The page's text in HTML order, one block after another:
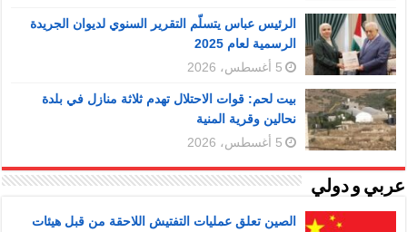
الرئيس عباس يتسلّم التقرير السنوي لديوان الجريدة
الرسمية لعام 2025
5 أغسطس، 2026
بيت لحم: قوات الاحتلال تهدم ثلاثة منازل في بلدة
نحالين وقرية المنية
5 أغسطس، 2026
عربي و دولي
الصين تعلق عمليات التفتيش اللاحقة من قبل هيئات